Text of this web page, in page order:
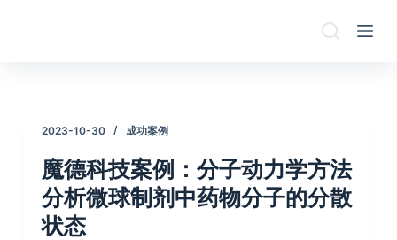
2023-10-30 成功案例
魔德科技案例：分子动力学方法
分析微球制剂中药物分子的分散
状态